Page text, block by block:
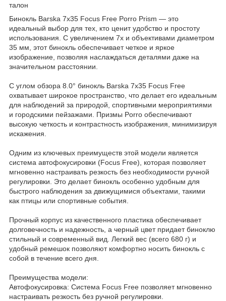
талон
Бинокль Barska 7x35 Focus Free Porro Prism — это
идеальный выбор для тех, кто ценит удобство и простоту
использования. С увеличением 7x и объективами диаметром
35 мм, этот бинокль обеспечивает четкое и яркое
изображение, позволяя наслаждаться деталями даже на
значительном расстоянии.
С углом обзора 8.0° бинокль Barska 7x35 Focus Free
охватывает широкое пространство, что делает его идеальным
для наблюдений за природой, спортивными мероприятиями
и городскими пейзажами. Призмы Porro обеспечивают
высокую четкость и контрастность изображения, минимизируя
искажения.
Одним из ключевых преимуществ этой модели является
система автофокусировки (Focus Free), которая позволяет
мгновенно настраивать резкость без необходимости ручной
регулировки. Это делает бинокль особенно удобным для
быстрого наблюдения за движущимися объектами, такими
как птицы или спортивные события.
Прочный корпус из качественного пластика обеспечивает
долговечность и надежность, а черный цвет придает биноклю
стильный и современный вид. Легкий вес (всего 680 г) и
удобный ремешок позволяют комфортно носить бинокль с
собой в течение всего дня.
Преимущества модели:
Автофокусировка: Система Focus Free позволяет мгновенно
настраивать резкость без ручной регулировки.